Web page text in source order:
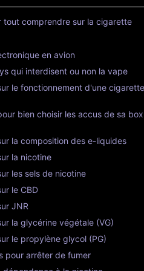
tout comprendre sur la cigarette
en avion
qui interdisent ou non la vape
le fonctionnement d'une cigarette
bien choisir les accus de sa box
la composition des e-liquides
la nicotine
les sels de nicotine
le CBD
JNR
la glycérine végétale (VG)
le propylène glycol (PG)
pour arrêter de fumer